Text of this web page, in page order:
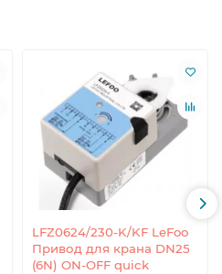
LFZ0624/230-K/KF LeFoo
Привод для крана DN25
(6N) ON-OFF quick